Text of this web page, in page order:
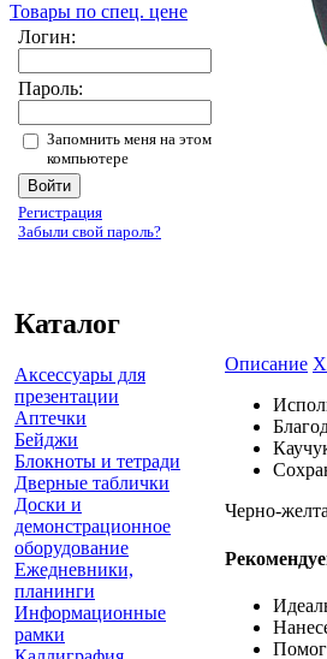
Товары по спец. цене
Логин:
Пароль:
Запомнить меня на этом
компьютере
Регистрация
Забыли свой пароль?
Каталог
Аксессуары для
презентации
Аптечки
Бейджи
Блокноты и тетради
Дверные таблички
Доски и
демонстрационное
оборудование
Ежедневники,
планинги
Информационные
рамки
Описание
Черно-